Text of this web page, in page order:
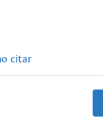
citar